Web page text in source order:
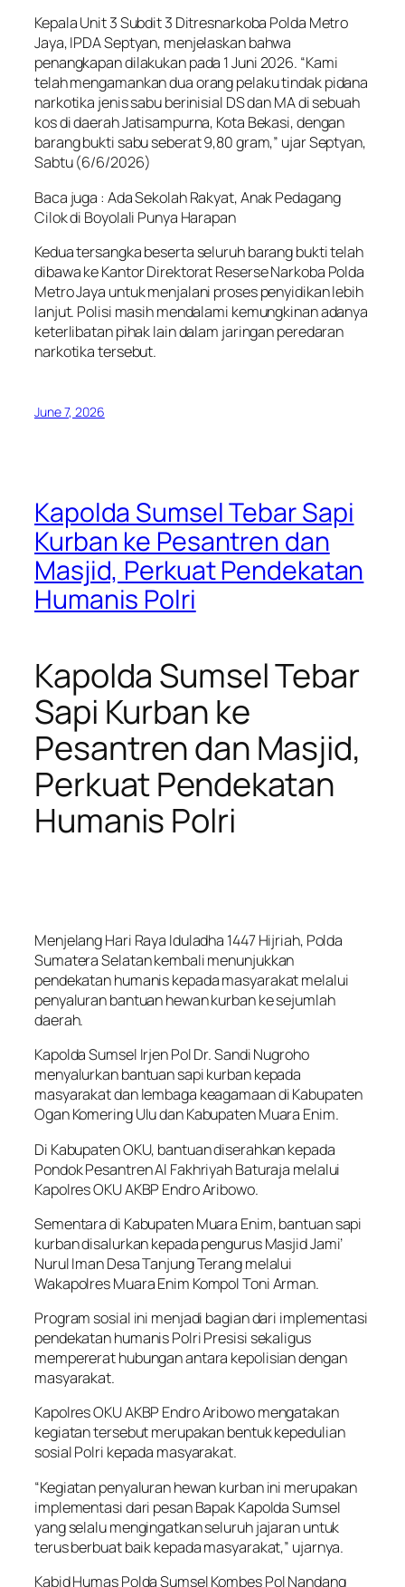
Kepala Unit 3 Subdit 3 Ditresnarkoba Polda Metro
Jaya, IPDA Septyan, menjelaskan bahwa
penangkapan dilakukan pada 1 Juni 2026. “Kami
telah mengamankan dua orang pelaku tindak pidana
narkotika jenis sabu berinisial DS dan MA di sebuah
kos di daerah Jatisampurna, Kota Bekasi, dengan
barang bukti sabu seberat 9,80 gram,” ujar Septyan,
Sabtu (6/6/2026)
Baca juga : Ada Sekolah Rakyat, Anak Pedagang
Cilok di Boyolali Punya Harapan
Kedua tersangka beserta seluruh barang bukti telah
dibawa ke Kantor Direktorat Reserse Narkoba Polda
Metro Jaya untuk menjalani proses penyidikan lebih
lanjut. Polisi masih mendalami kemungkinan adanya
keterlibatan pihak lain dalam jaringan peredaran
narkotika tersebut.
June 7, 2026
Kapolda Sumsel Tebar Sapi
Kurban ke Pesantren dan
Masjid, Perkuat Pendekatan
Humanis Polri
Kapolda Sumsel Tebar
Sapi Kurban ke
Pesantren dan Masjid,
Perkuat Pendekatan
Humanis Polri
Menjelang Hari Raya Iduladha 1447 Hijriah, Polda
Sumatera Selatan kembali menunjukkan
pendekatan humanis kepada masyarakat melalui
penyaluran bantuan hewan kurban ke sejumlah
daerah.
Kapolda Sumsel Irjen Pol Dr. Sandi Nugroho
menyalurkan bantuan sapi kurban kepada
masyarakat dan lembaga keagamaan di Kabupaten
Ogan Komering Ulu dan Kabupaten Muara Enim.
Di Kabupaten OKU, bantuan diserahkan kepada
Pondok Pesantren Al Fakhriyah Baturaja melalui
Kapolres OKU AKBP Endro Aribowo.
Sementara di Kabupaten Muara Enim, bantuan sapi
kurban disalurkan kepada pengurus Masjid Jami’
Nurul Iman Desa Tanjung Terang melalui
Wakapolres Muara Enim Kompol Toni Arman.
Program sosial ini menjadi bagian dari implementasi
pendekatan humanis Polri Presisi sekaligus
mempererat hubungan antara kepolisian dengan
masyarakat.
Kapolres OKU AKBP Endro Aribowo mengatakan
kegiatan tersebut merupakan bentuk kepedulian
sosial Polri kepada masyarakat.
“Kegiatan penyaluran hewan kurban ini merupakan
implementasi dari pesan Bapak Kapolda Sumsel
yang selalu mengingatkan seluruh jajaran untuk
terus berbuat baik kepada masyarakat,” ujarnya.
Kabid Humas Polda Sumsel Kombes Pol Nandang